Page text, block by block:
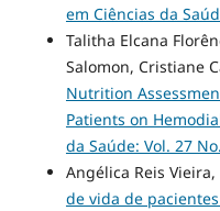
em Ciências da
Talitha Elcana
Salomon, Cristiane
Nutrition
Patients on
da Saúde: Vol. 27
Angélica Reis
de vida de